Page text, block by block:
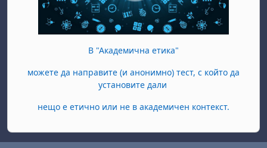
В "Академична етика"
можете да направите (и анонимно) тест, с който да
установите дали
нещо е етично или не в академичен контекст.